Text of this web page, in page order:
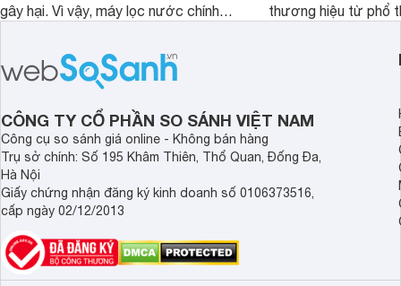
gây hại. Vì vậy, máy lọc nước chính
sức khỏe và đảm bảo nguồn nước
sạch cho cả gia đình.
thương hiệu từ phổ
cửa điện tử hãng
sẽ so sánh 5
Demax, Hubert và
CÔNG TY CỔ PHẦN SO SÁNH VIỆT NAM
Công cụ so sánh giá online - Không bán hàng
Trụ sở chính: Số 195 Khâm Thiên, Thổ Quan, Đống Đa,
Hà Nội
Giấy chứng nhận đăng ký kinh doanh số 0106373516,
cấp ngày 02/12/2013